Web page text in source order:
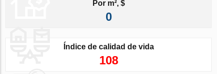
Por m², $
0
Índice de calidad de vida
108